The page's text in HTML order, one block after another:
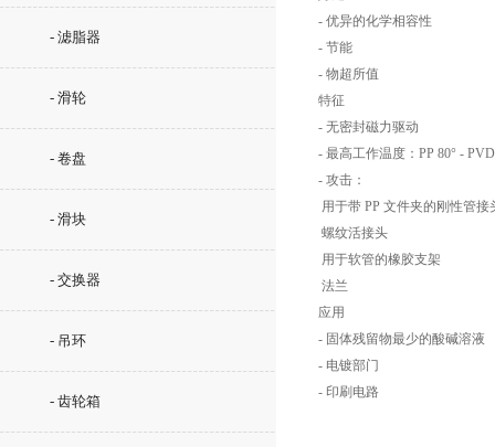
- 滤脂器
- 滑轮
- 卷盘
- 滑块
- 交换器
- 吊环
- 齿轮箱
- 优异的化学相容性
- 节能
- 物超所值
特征
- 无密封磁力驱动
- 最高工作温度：PP 80° -
- 攻击：
用于带 PP 文件夹的刚性管
螺纹活接头
用于软管的橡胶支架
法兰
应用
- 固体残留物最少的酸碱溶液
- 电镀部门
- 印刷电路